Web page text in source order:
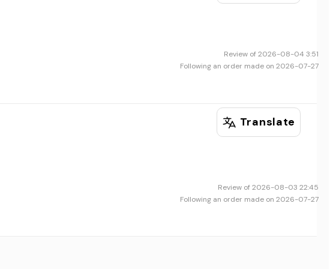
Review of 2026-08-04 3:51
Following an order made on 2026-07-27
Translate
Review of 2026-08-03 22:45
Following an order made on 2026-07-27